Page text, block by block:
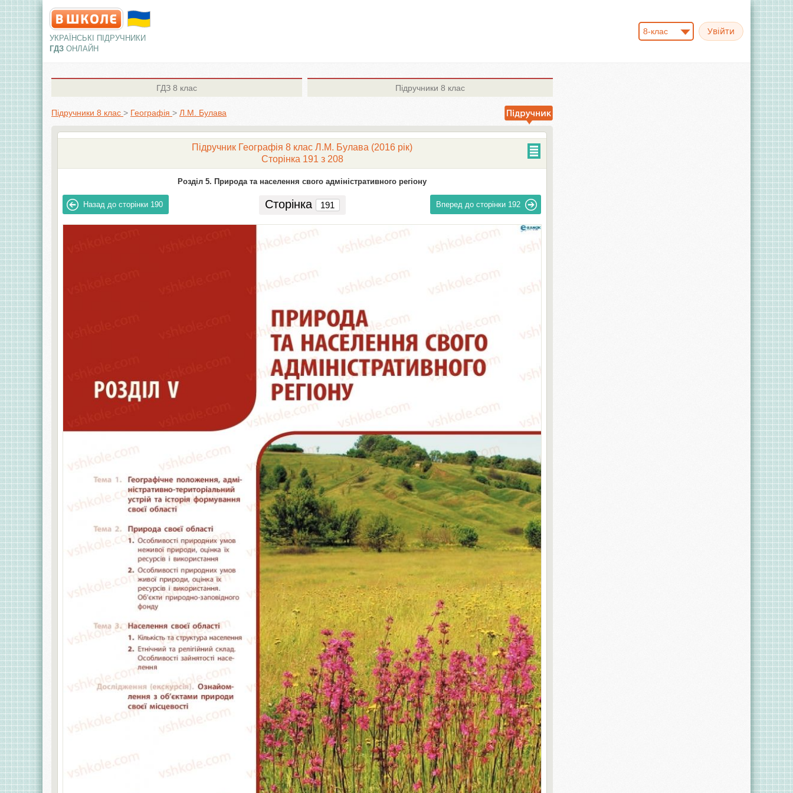
УКРАЇНСЬКІ ПІДРУЧНИКИ
ГДЗ ОНЛАЙН
8-клас
ГДЗ 8 клас Підручники 8 клас
Підручники 8 клас > Географія > Л.М. Булава
Підручник Географія 8 клас Л.М. Булава (2016 рік)
Сторінка 191 з 208
Розділ 5. Природа та населення свого адміністративного регіону
Назад до сторінки 190 Сторінка Вперед до сторінки 192